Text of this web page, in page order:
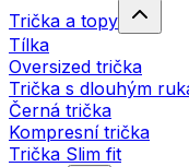
Trička a topy
Tílka
Oversized trička
Trička s dlouhým
Černá trička
Kompresní trička
Trička Slim fit